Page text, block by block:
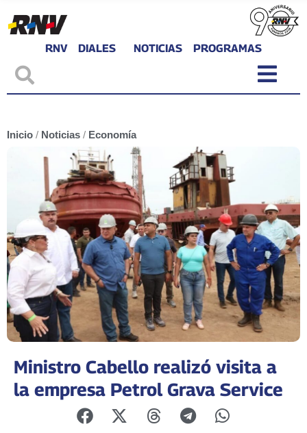
RNV DIALES NOTICIAS PROGRAMAS
Inicio / Noticias / Economía
Ministro Cabello realizó visita a
la empresa Petrol Grava Service